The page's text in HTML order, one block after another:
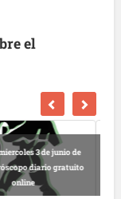
el
3 de junio de 2026
gratis hoy y sin
registro